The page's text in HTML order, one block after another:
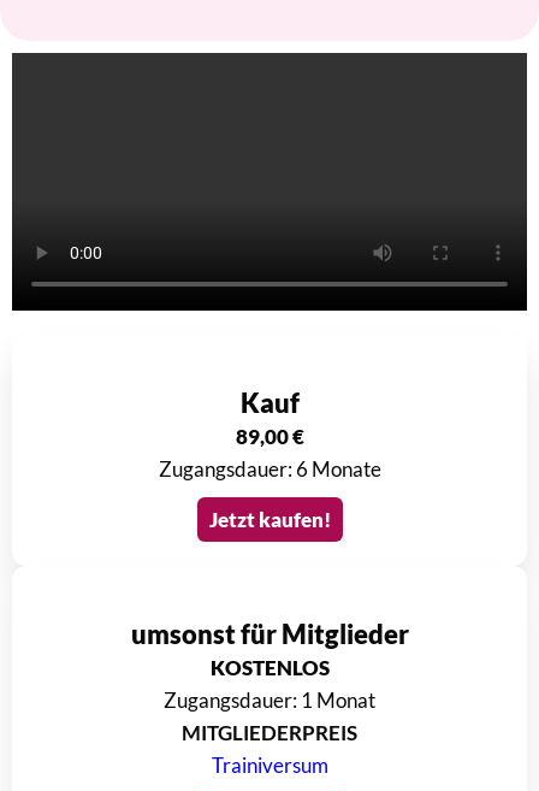
Kauf
89,00€
Zugangsdauer: 6 Monate
Jetzt kaufen!
umsonst für Mitglieder
KOSTENLOS
Zugangsdauer: 1 Monat
MITGLIEDERPREIS
Trainiversum